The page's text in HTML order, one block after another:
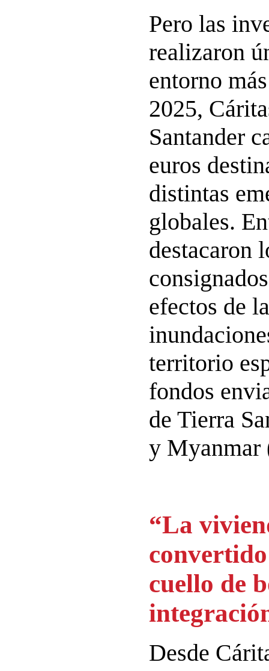
Pero las
realizaron
entorno
2025,
Santander
euros
distintas
globales.
destacaron
efectos de
territorio
fondos
de Tierra
y Myanmar
“La
cuello de
Desde